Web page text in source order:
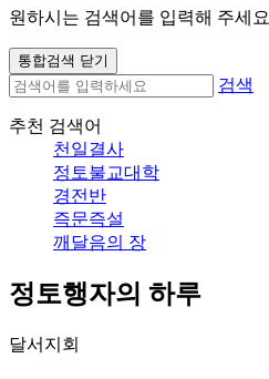
원하시는 검색어를 입력해 주세요
통합검색 닫기
검색
추천 검색어
천일결사
정토불교대학
경전반
즉문즉설
깨달음의 장
정토행자의 하루
달서지회